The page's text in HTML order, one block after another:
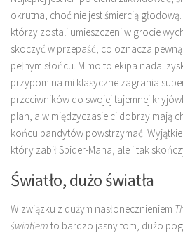
okrutna, choć nie jest śmiercią
którzy zostali umieszczeni w grocie
skoczyć w przepaść, co oznacza
pełnym słońcu. Mimo to ekipa nadal
przypomina mi klasyczne zagrania
przeciwników do swojej tajemnej
plan, a w międzyczasie ci dobrzy mają
końcu bandytów powstrzymać.
który zabił Spider-Mana, ale i tak
Światło, dużo światła
W związku z dużym nasłonecznieniem
światłem to bardzo jasny tom, dużo